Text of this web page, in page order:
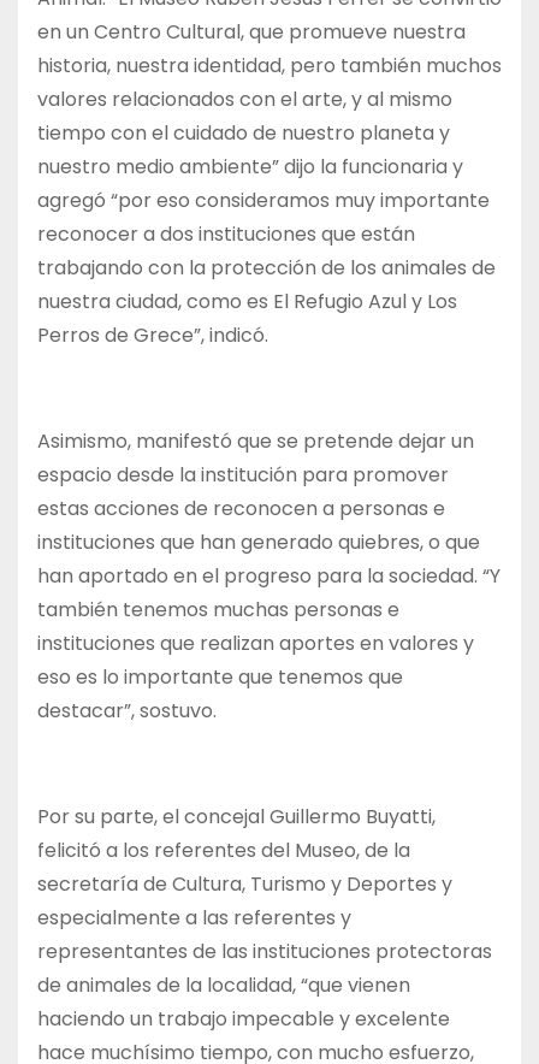
en un Centro Cultural, que promueve nuestra
historia, nuestra identidad, pero también muchos
valores relacionados con el arte, y al mismo
tiempo con el cuidado de nuestro planeta y
nuestro medio ambiente” dijo la funcionaria y
agregó “por eso consideramos muy importante
reconocer a dos instituciones que están
trabajando con la protección de los animales de
nuestra ciudad, como es El Refugio Azul y Los
Perros de Grece”, indicó.
Asimismo, manifestó que se pretende dejar un
espacio desde la institución para promover
estas acciones de reconocen a personas e
instituciones que han generado quiebres, o que
han aportado en el progreso para la sociedad. “Y
también tenemos muchas personas e
instituciones que realizan aportes en valores y
eso es lo importante que tenemos que
destacar”, sostuvo.
Por su parte, el concejal Guillermo Buyatti,
felicitó a los referentes del Museo, de la
secretaría de Cultura, Turismo y Deportes y
especialmente a las referentes y
representantes de las instituciones protectoras
de animales de la localidad, “que vienen
haciendo un trabajo impecable y excelente
hace muchísimo tiempo, con mucho esfuerzo,